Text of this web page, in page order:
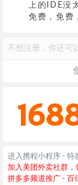
上的IDE没
免费，免费
不想注册，你还可
进入携程小程序 - 特
加入美团外卖社群
拼多多频道推广 - 百